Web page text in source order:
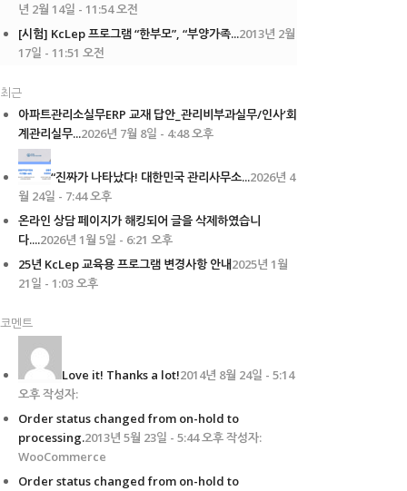
년 2월 14일 - 11:54 오전
[시험] KcLep 프로그램 “한부모”, “부양가족...2013년 2월
17일 - 11:51 오전
최근
아파트관리소실무ERP 교재 답안_관리비부과실무/인사’회
계관리실무...2026년 7월 8일 - 4:48 오후
“진짜가 나타났다! 대한민국 관리사무소...2026년 4
월 24일 - 7:44 오후
온라인 상담 페이지가 해킹되어 글을 삭제하였습니
다....2026년 1월 5일 - 6:21 오후
25년 KcLep 교육용 프로그램 변경사항 안내2025년 1월
21일 - 1:03 오후
코멘트
Love it! Thanks a lot!2014년 8월 24일 - 5:14
오후 작성자:
Order status changed from on-hold to
processing.2013년 5월 23일 - 5:44 오후 작성자:
WooCommerce
Order status changed from on-hold to